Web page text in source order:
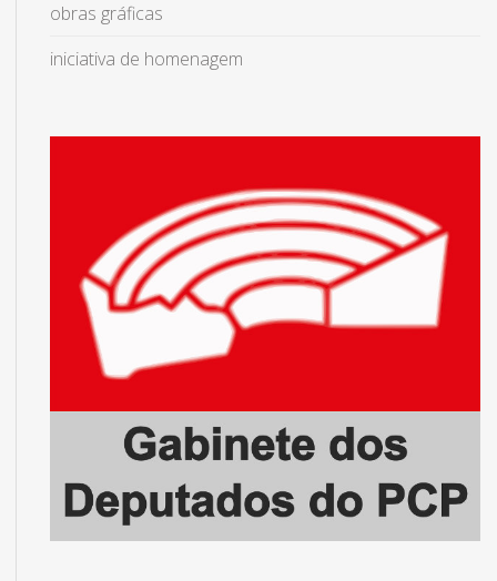
obras gráficas
iniciativa de homenagem